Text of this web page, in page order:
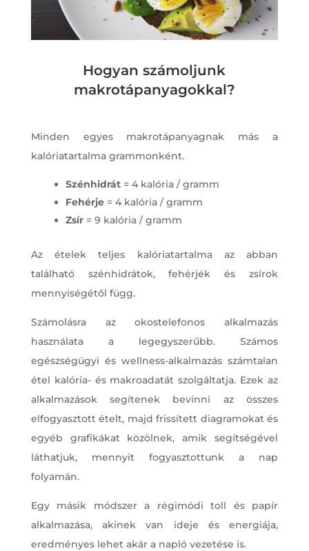
Hogyan számoljunk
makrotápanyagokkal?
Minden egyes makrotápanyagnak más a
kalóriatartalma grammonként.
Szénhidrát= 4 kalória / gramm
Fehérje= 4 kalória / gramm
Zsír= 9 kalória / gramm
Az ételek teljes kalóriatartalma az abban
található szénhidrátok, fehérjék és zsírok
mennyiségétől függ.
Számolásra az okostelefonos alkalmazás
használata a legegyszerűbb. Számos
egészségügyi és wellness-alkalmazás számtalan
étel kalória- és makroadatát szolgáltatja. Ezek az
alkalmazások segítenek bevinni az összes
elfogyasztott ételt, majd frissített diagramokat és
egyéb grafikákat közölnek, amik segítségével
láthatjuk, mennyit fogyasztottunk a nap
folyamán.
Egy másik módszer a régimódi toll és papír
alkalmazása, akinek van ideje és energiája,
eredményes lehet akár a napló vezetése is.